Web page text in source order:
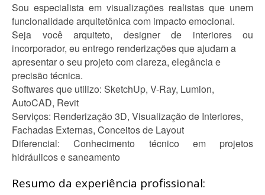
Sou especialista em visualizações realistas que unem
funcionalidade arquitetônica com impacto emocional.
Seja você arquiteto, designer de interiores ou
incorporador, eu entrego renderizações que ajudam a
apresentar o seu projeto com clareza, elegância e
precisão técnica.
Softwares que utilizo: SketchUp, V-Ray, Lumion,
AutoCAD, Revit
Serviços: Renderização 3D, Visualização de Interiores,
Fachadas Externas, Conceitos de Layout
Diferencial: Conhecimento técnico em projetos
hidráulicos e saneamento
Resumo da experiência profissional: